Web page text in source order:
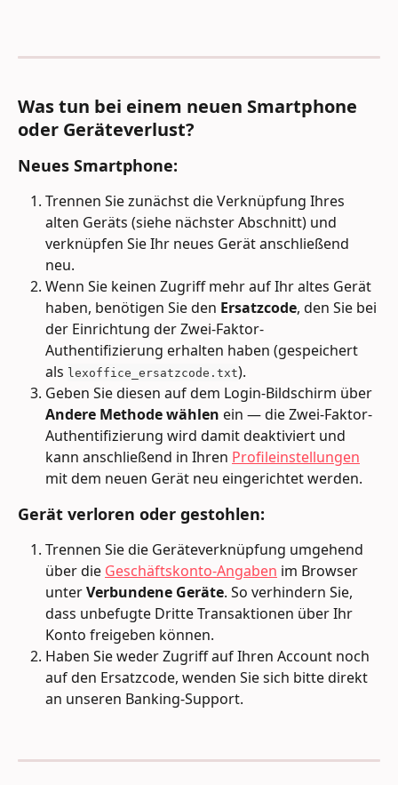
Was tun bei einem neuen Smartphone
oder Geräteverlust?
Neues Smartphone:
Trennen Sie zunächst die Verknüpfung Ihres
alten Geräts (siehe nächster Abschnitt) und
verknüpfen Sie Ihr neues Gerät anschließend
neu.
Wenn Sie keinen Zugriff mehr auf Ihr altes Gerät
haben, benötigen Sie den Ersatzcode, den Sie bei
der Einrichtung der Zwei-Faktor-
Authentifizierung erhalten haben (gespeichert
als lexoffice_ersatzcode.txt).
Geben Sie diesen auf dem Login-Bildschirm über
Andere Methode wählen ein — die Zwei-Faktor-
Authentifizierung wird damit deaktiviert und
kann anschließend in Ihren Profileinstellungen
mit dem neuen Gerät neu eingerichtet werden.
Gerät verloren oder gestohlen:
Trennen Sie die Geräteverknüpfung umgehend
über die Geschäftskonto-Angaben im Browser
unter Verbundene Geräte. So verhindern Sie,
dass unbefugte Dritte Transaktionen über Ihr
Konto freigeben können.
Haben Sie weder Zugriff auf Ihren Account noch
auf den Ersatzcode, wenden Sie sich bitte direkt
an unseren Banking-Support.